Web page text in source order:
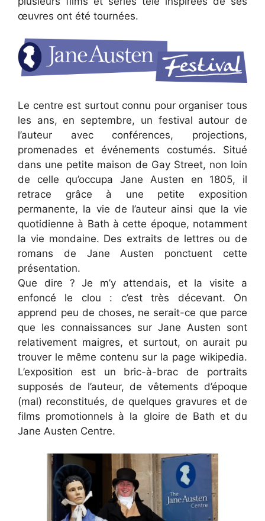
œuvres ont été tournées.
Le centre est surtout connu pour organiser tous
les ans, en septembre, un festival autour de
l’auteur avec conférences, projections,
promenades et événements costumés. Situé
dans une petite maison de Gay Street, non loin
de celle qu’occupa Jane Austen en 1805, il
retrace grâce à une petite exposition
permanente, la vie de l’auteur ainsi que la vie
quotidienne à Bath à cette époque, notamment
la vie mondaine. Des extraits de lettres ou de
romans de Jane Austen ponctuent cette
présentation.
Que dire ? Je m’y attendais, et la visite a
enfoncé le clou : c’est très décevant. On
apprend peu de choses, ne serait-ce que parce
que les connaissances sur Jane Austen sont
relativement maigres, et surtout, on aurait pu
trouver le même contenu sur la page wikipedia.
L’exposition est un bric-à-brac de portraits
supposés de l’auteur, de vêtements d’époque
(mal) reconstitués, de quelques gravures et de
films promotionnels à la gloire de Bath et du
Jane Austen Centre.